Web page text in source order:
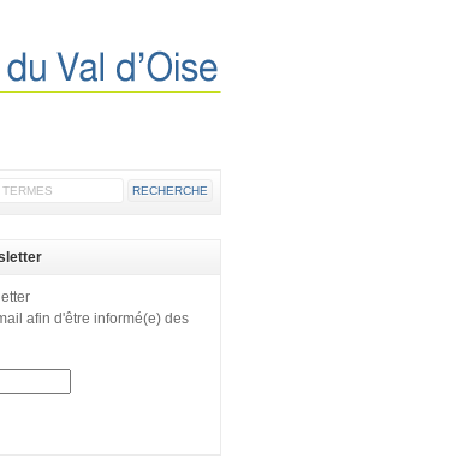
afin d'être informé(e) des